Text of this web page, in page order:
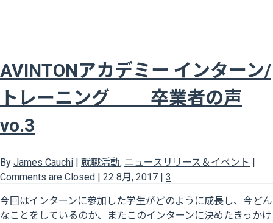
AVINTONアカデミー インターン/
トレーニング 卒業者の声
vo.3
By James Cauchi | 就職活動, ニュースリリース＆イベント |
Comments are Closed | 22 8月, 2017 | 3
今回はインターンに参加した学生がどのように成長し、今どん
なことをしているのか、またこのインターンに決めたきっかけ